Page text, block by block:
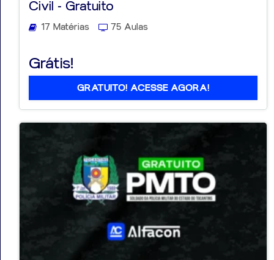
Civil - Gratuito
17 Matérias 75 Aulas
Grátis!
GRATUITO! ACESSE AGORA!